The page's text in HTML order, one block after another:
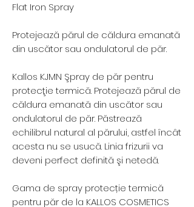
Flat Iron Spray
Protejează părul de căldura emanată
din uscător sau ondulatorul de păr.
Kallos KJMN Şpray de păr pentru
protecţie termică. Protejează părul de
căldura emanată din uscător sau
ondulatorul de păr. Păstrează
echilibrul natural al părului, astfel încât
acesta nu se usucă. Linia frizurii va
deveni perfect definită şi netedă.
Gama de spray protecție termică
pentru păr de la KALLOS COSMETICS